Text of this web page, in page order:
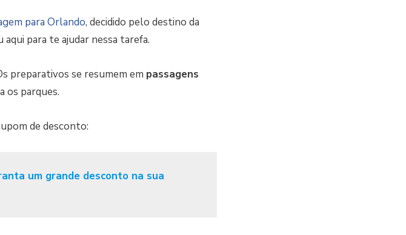
para Orlando, decidido pelo destino da
aqui para te ajudar nessa tarefa.
preparativos se resumem em passagens
os parques.
de desconto:
um grande desconto na sua